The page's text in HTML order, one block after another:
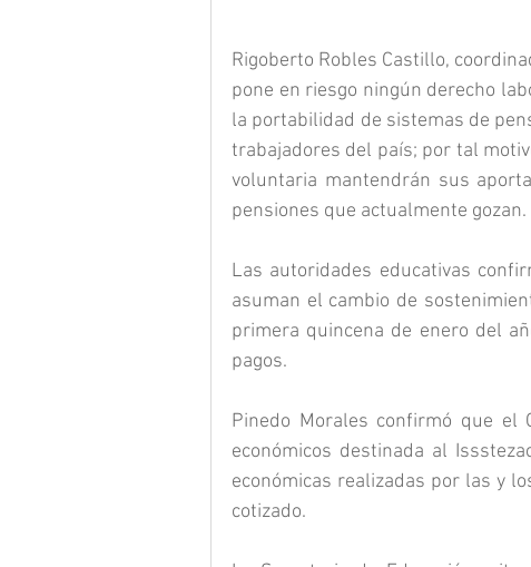
Rigoberto Robles Castillo,
pone en riesgo ningún derecho
la portabilidad de sistemas de
trabajadores del país; por tal
voluntaria mantendrán sus
pensiones que actualmente gozan.
Las autoridades educativas
asuman el cambio de
primera quincena de enero del
pagos.
Pinedo Morales confirmó que el
económicos destinada al
económicas realizadas por las y
cotizado.